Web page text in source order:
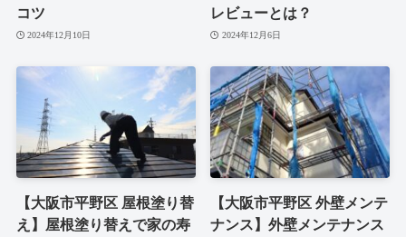
コツ
2024年12月10日
レビューとは？
2024年12月6日
【大阪市平野区 屋根塗り替
え】屋根塗り替えで家の寿
【大阪市平野区 外壁メンテ
ナンス】外壁メンテナンス